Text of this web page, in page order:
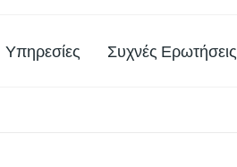
Υπηρεσίες Συχνές Ερωτήσεις